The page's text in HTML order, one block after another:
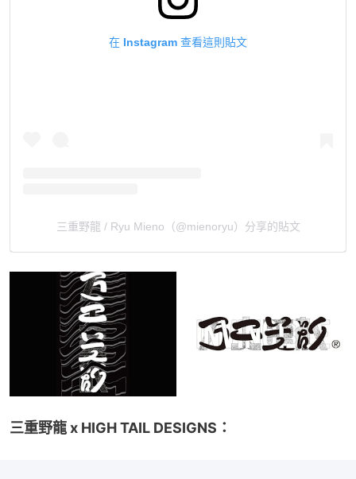
在 Instagram 查看這則貼文
三重野龍 / Ryu Mieno（@mienoryu）分享的貼文
三重野龍 x HIGH TAIL DESIGNS：